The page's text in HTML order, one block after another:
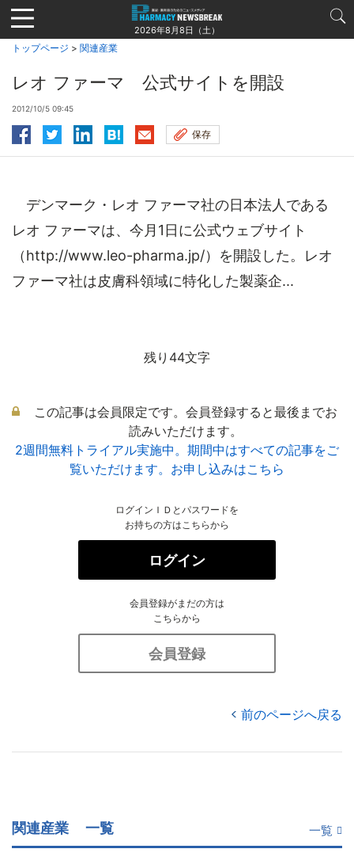
Jump
to
navigation
2026年8月8日（土）
トップページ > 関連産業
レオ ファーマ 公式サイトを開設
2012/10/5 09:45
保存
デンマーク・レオ ファーマ社の日本法人である
レオ ファーマは、今月1日に公式ウェブサイト
（http://www.leo-pharma.jp/）を開設した。レオ
ファーマ社は皮膚科領域に特化した製薬企...
残り44文字
この記事は会員限定です。会員登録すると最後までお
読みいただけます。
2週間無料トライアル実施中。期間中はすべての記事をご
覧いただけます。お申し込みはこちら
ログインＩＤとパスワードを
お持ちの方はこちらから
ログイン
会員登録がまだの方は
こちらから
会員登録
前のページへ戻る
関連産業 一覧 一覧